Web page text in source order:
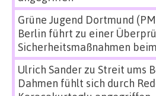
Grüne Jugend Dortmund
Berlin führt zu einer
Sicherheitsmaßnahmen
Ulrich Sanderzu Streit ums
Dahmen fühlt sich durch